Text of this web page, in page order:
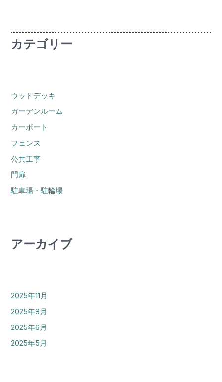
カテゴリー
ウッドデッキ
ガーデンルーム
カーポート
フェンス
公共工事
門扉
駐車場・駐輪場
アーカイブ
2025年11月
2025年8月
2025年6月
2025年5月